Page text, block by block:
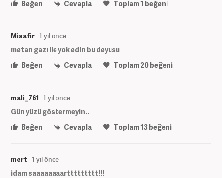
Beğen Cevapla Toplam1 beğeni
Misafir 1 yıl önce
metan gazı ile yok edin bu deyusu
Beğen
Cevapla Toplam20beğeni
mali_761 1 yıl önce
Gün yüzü göstermeyin..
Beğen
Cevapla Toplam13beğeni
mert 1 yıl önce
idam saaaaaaaarttttttttt!!!